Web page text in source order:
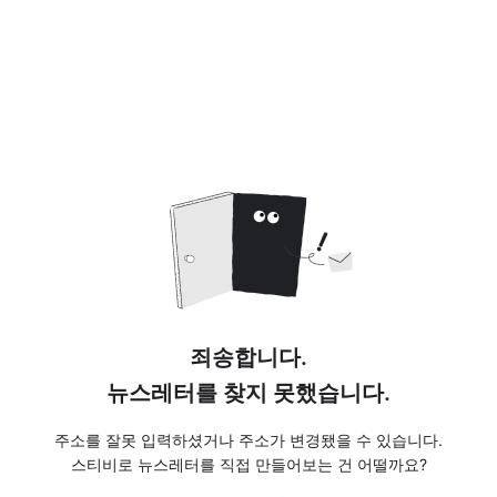
죄송합니다.
뉴스레터를 찾지 못했습니다.
주소를 잘못 입력하셨거나 주소가 변경됐을 수 있습니다.
스티비로 뉴스레터를 직접 만들어보는 건 어떨까요?